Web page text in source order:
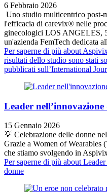
6 Febbraio 2026
Uno studio multicentrico post-
l'efficacia di carevix® nelle
ginecologici LOS ANGELES,
un'azienda FemTech dedicata
Per saperne di più about
risultati dello studio sono stati
pubblicati sull’International
Leader
15 Gennaio 2026
💡 Celebrazione delle donne
Grazie a Women of Wearables
che stiamo svolgendo in
Per saperne di più about
donne